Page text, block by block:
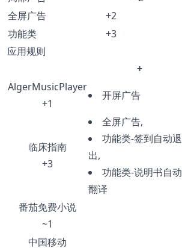
全屏广告
+2
功能类
+3
应用规则
+
AlgerMusicPlayer
+1
开屏广告
临床指南
+3
全屏广告,
功能类-签到自动退
出,
功能类-说明书自动
翻译
番茄免费小说
~1
中国移动